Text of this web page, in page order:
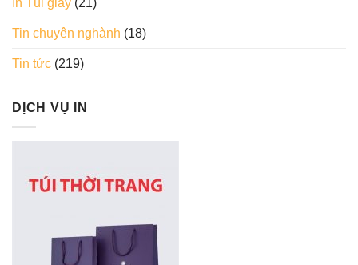
Tin chuyên nghành (18)
Tin tức (219)
DỊCH VỤ IN